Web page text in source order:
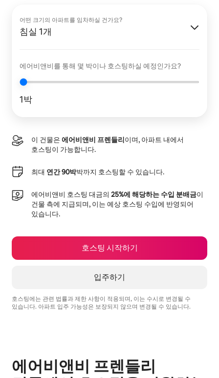
어떤 크기의 아파트를 임차하실 건가요?
침실 1개
에어비앤비를 통해 몇 박이나 호스팅하실 예정인가요?
1박
이 건물은 에어비앤비 프렌들리이며, 아파트 내에서
호스팅이 가능합니다.
최대 연간 90박박까지 호스팅할 수 있습니다.
에어비앤비 호스팅 대금의 25%에 해당하는 수입 분배금이
건물 측에 지급되며, 이는 예상 호스팅 수입에 반영되어
있습니다.
호스팅 시작하기
입주하기
호스팅에는 관련 법률과 제한 사항이 적용되며, 이는 수시로 변경될 수
있습니다. 아파트 입주 가능성은 보장되지 않으며 변경될 수 있습니다.
에어비앤비 프렌들리